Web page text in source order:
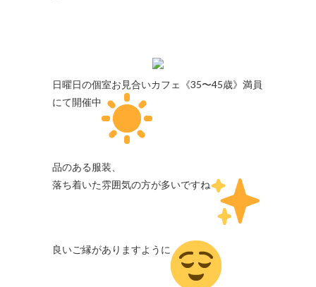
日曜日の個室お見合いカフェ《35〜45歳》満員
にて開催中
品のある服装、
落ち着いた雰囲気の方が多いですね
良いご縁がありますように